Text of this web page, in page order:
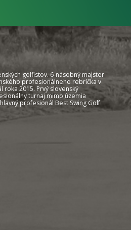
golfistov. 6-násobný majster
profesionálneho rebríčka v
roka 2015. Prvý slovenský
turnaj mimo územia
profesionál Best Swing Golf